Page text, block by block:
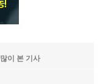
많이 본 기사